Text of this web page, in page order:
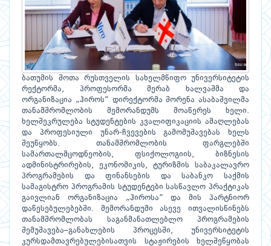
ბათუმის შოთა რუსთველის სახელმწიფო უნივერსიტეტის
რექტორმა, პროფესორმა მერაბ ხალვაშმა და
ორგანიზაცია „ჰიროს“ დირექტორმა შორენა ასაბაშვილმა
თანამშრომლობის მემორანდუმს მოაწერეს ხელი.
ხელშეკრულება სტუდენტების კვალიფიკაციის ამაღლებას
და პროფესიული უნარ-ჩვევების გამომუშავებას ხელს
შეუწყობს. თანამშრომლობის ფარგლებში
სამართალმცოდნეობის, ფსიქოლოგიის, ბიზნესის
ადმინისტრირების, ეკონომიკის, ტურიზმის საბაკალავრო
პროგრამების და ფინანსების და საბანკო საქმის
სამაგისტრო პროგრამის სტუდენტები სასწავლო პრაქტიკას
გაივლიან ორგანიზაცია „ჰიროსა“ და მის პარტნიორ
დაწესებულებებში. მემორანდუმი ასევე ითვალისწინებს
თანამშრომლობას საგანმანათლებლო პროგრამების
შემუშავება–განახლების პროცესში, უნივერსიტეტის
კურსდამთავრებულებისათვის სტაჟირების ხელშეწყობას